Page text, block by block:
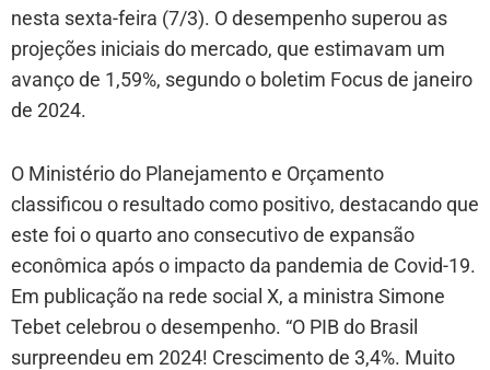
nesta sexta-feira (7/3). O desempenho superou as
projeções iniciais do mercado, que estimavam um
avanço de 1,59%, segundo o boletim Focus de janeiro
de 2024.
O Ministério do Planejamento e Orçamento
classificou o resultado como positivo, destacando que
este foi o quarto ano consecutivo de expansão
econômica após o impacto da pandemia de Covid-19.
Em publicação na rede social X, a ministra Simone
Tebet celebrou o desempenho. “O PIB do Brasil
surpreendeu em 2024! Crescimento de 3,4%. Muito